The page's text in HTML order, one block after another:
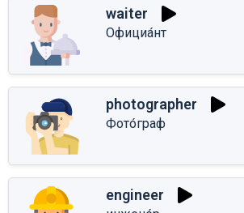
waiter
Официа́нт
photographer
Фото́граф
engineer